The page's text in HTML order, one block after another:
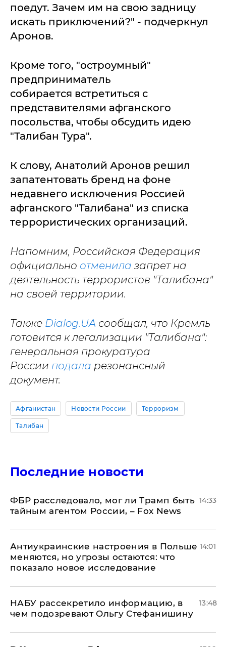
поедут. Зачем им на свою задницу
искать приключений?" - подчеркнул
Аронов.
Кроме того, "остроумный"
предприниматель
собирается встретиться с
представителями афганского
посольства, чтобы обсудить идею
"Талибан Тура".
К слову, Анатолий Аронов решил
запатентовать бренд на фоне
недавнего исключения Россией
афганского "Талибана" из списка
террористических организаций.
Напомним, Российская Федерация
официально отменила запрет на
деятельность террористов "Талибана"
на своей территории.
Также Dialog.UA сообщал, что Кремль
готовится к легализации "Талибана":
генеральная прокуратура
России подала резонансный
документ.
Афганистан Новости России Терроризм
Талибан
Последние новости
ФБР расследовало, мог ли Трамп быть
тайным агентом России, – Fox News
14:33
Антиукраинские настроения в Польше
меняются, но угрозы остаются: что
показало новое исследование
14:01
НАБУ рассекретило информацию, в
чем подозревают Ольгу Стефанишину
13:48